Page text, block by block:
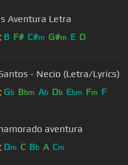
Aventura Letra
B F# C#m G#m E D
- Necio (Letra/Lyrics)
Gb Bbm Ab Db Ebm Fm F
aventura
Dm C Bb A Cm